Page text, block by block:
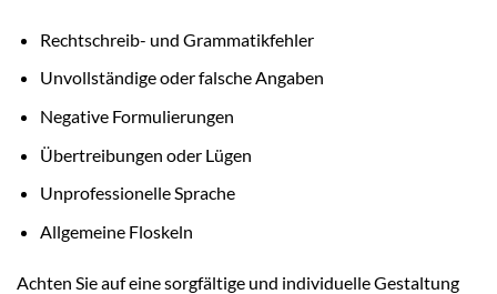
Rechtschreib- und Grammatikfehler
Unvollständige oder falsche Angaben
Negative Formulierungen
Übertreibungen oder Lügen
Unprofessionelle Sprache
Allgemeine Floskeln
Achten Sie auf eine sorgfältige und individuelle Gestaltung